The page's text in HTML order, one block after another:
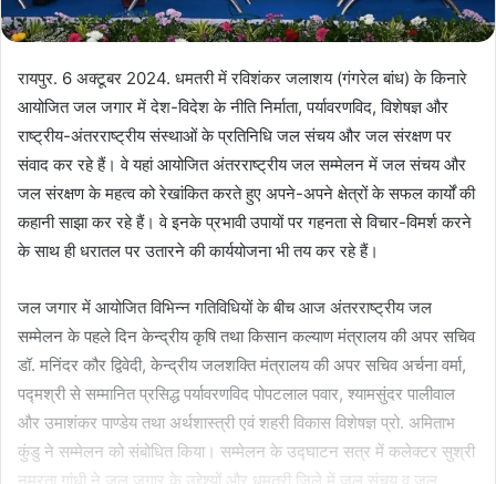
रायपुर. 6 अक्टूबर 2024. धमतरी में रविशंकर जलाशय (गंगरेल बांध) के किनारे
आयोजित जल जगार में देश-विदेश के नीति निर्माता, पर्यावरणविद, विशेषज्ञ और
राष्ट्रीय-अंतरराष्ट्रीय संस्थाओं के प्रतिनिधि जल संचय और जल संरक्षण पर
संवाद कर रहे हैं। वे यहां आयोजित अंतरराष्ट्रीय जल सम्मेलन में जल संचय और
जल संरक्षण के महत्व को रेखांकित करते हुए अपने-अपने क्षेत्रों के सफल कार्यों की
कहानी साझा कर रहे हैं। वे इनके प्रभावी उपायों पर गहनता से विचार-विमर्श करने
के साथ ही धरातल पर उतारने की कार्ययोजना भी तय कर रहे हैं।
जल जगार में आयोजित विभिन्न गतिविधियों के बीच आज अंतरराष्ट्रीय जल
सम्मेलन के पहले दिन केन्द्रीय कृषि तथा किसान कल्याण मंत्रालय की अपर सचिव
डॉ. मनिंदर कौर द्विवेदी, केन्द्रीय जलशक्ति मंत्रालय की अपर सचिव अर्चना वर्मा,
पद्मश्री से सम्मानित प्रसिद्ध पर्यावरणविद पोपटलाल पवार, श्यामसुंदर पालीवाल
और उमाशंकर पाण्डेय तथा अर्थशास्त्री एवं शहरी विकास विशेषज्ञ प्रो. अमिताभ
कुंडु ने सम्मेलन को संबोधित किया। सम्मेलन के उद्घाटन सत्र में कलेक्टर सुश्री